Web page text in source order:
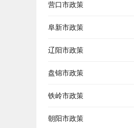
营口市政策
阜新市政策
辽阳市政策
盘锦市政策
铁岭市政策
朝阳市政策